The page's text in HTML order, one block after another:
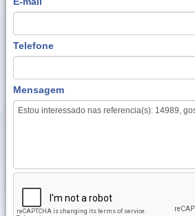
Telefone
Mensagem